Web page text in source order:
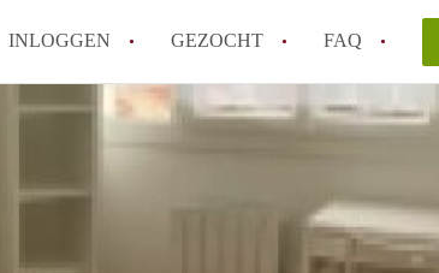
INLOGGEN GEZOCHT FAQ
Hoe vind ik snel een kamer in Utrecht?
How to translate KamersUtrecht!